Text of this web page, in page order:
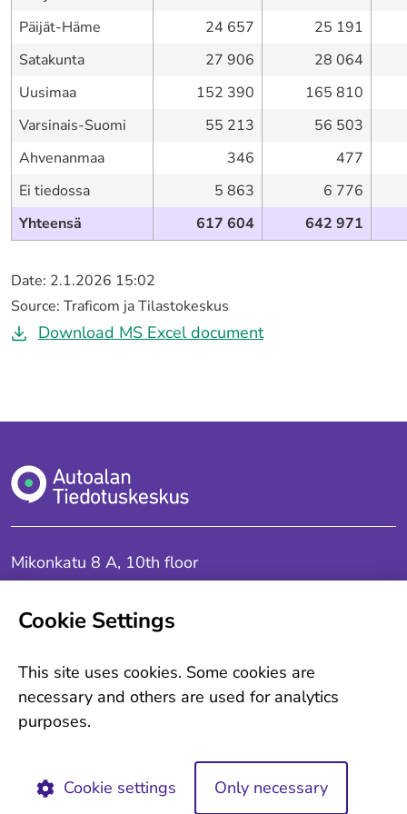
Päijät-Häme
24 657
25 191
Satakunta
27 906
28 064
Uusimaa
152 390
165 810
Varsinais-Suomi
55 213
56 503
Ahvenanmaa
346
477
Ei tiedossa
5 863
6 776
Yhteensä
617 604 642 971
Date: 2.1.2026 15:02
Source: Traficom ja Tilastokeskus
Download MS Excel document
Mikonkatu 8 A, 10th floor
Contact us
Autoalan Tiedotuskeskus is a joint organisation of
Association of Automobile Industry in Finland
Finnish Central Organisation for Motor Trades
and Repairs
Cookie Settings
This site uses cookies. Some cookies are
necessary and others are used for analytics
purposes.
Cookie settings Only necessary